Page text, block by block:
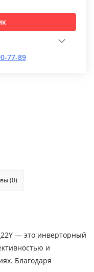
77-89
(0)
— это инверторный
и
Благодаря